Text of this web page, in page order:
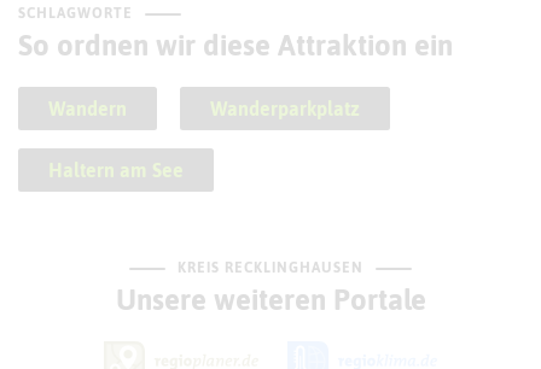
SCHLAGWORTE
So ordnen wir diese Attraktion ein
Wandern Wanderparkplatz
Haltern am See
KREIS RECKLINGHAUSEN
Unsere weiteren Portale